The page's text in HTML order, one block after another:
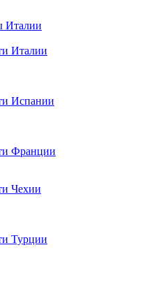
Италии
Италии
Испании
Франции
Чехии
Турции